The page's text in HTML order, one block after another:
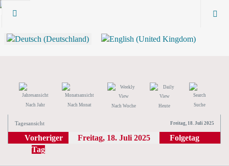
Nach Jahr Nach Monat Nach Woche Heute Suche
Tagesansicht Freitag, 18. Juli 2025
Vorheriger
Tag
Freitag, 18. Juli 2025 Folgetag